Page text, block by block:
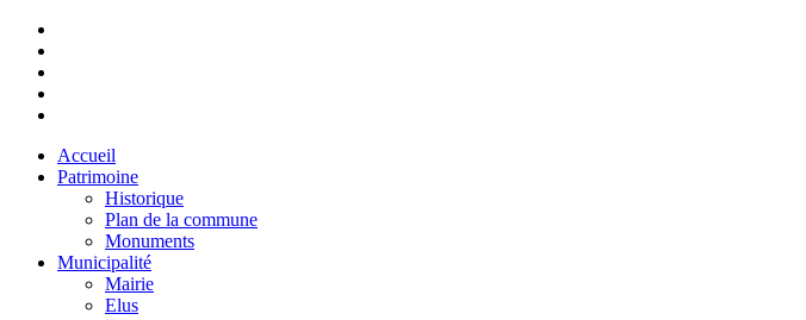
Accueil
Patrimoine
Historique
Plan de la commune
Monuments
Municipalité
Mairie
Elus